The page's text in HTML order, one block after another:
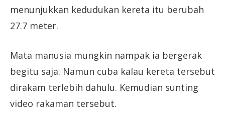
menunjukkan kedudukan kereta itu berubah
27.7 meter.
Mata manusia mungkin nampak ia bergerak
begitu saja. Namun cuba kalau kereta tersebut
dirakam terlebih dahulu. Kemudian sunting
video rakaman tersebut.